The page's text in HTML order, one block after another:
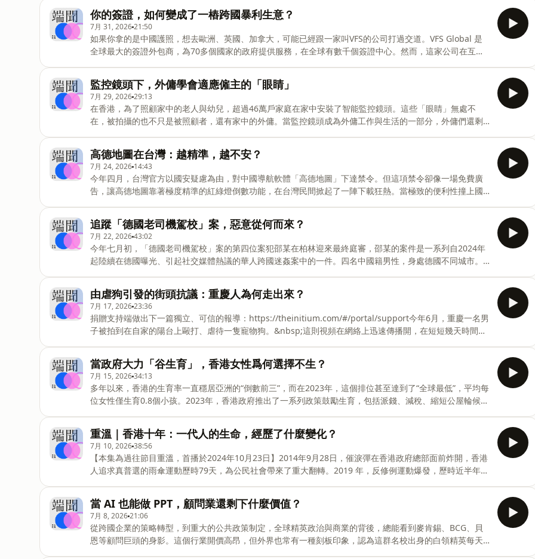
的“窮人逆襲”的故事，他的“成功學”網課招攬了大量來自拉美地區的男性學員。Llados告訴他們，只要自律鍛
煉，戒掉欲望，便能獲得上帝賞識，翻身成爲百萬富翁。在端“真男人經濟圈”系列的第一篇報導中，特約撰稿
人孫漫漫，用一百歐元的報名費，加入了這個致力於教“真男人”如何致富的綫上課程，看見經濟下行的時代
下，被困在系統中，渴望暴富，也渴望父愛的年輕拉美男性。【端傳媒11週年限定優惠】🧊升溫的時代，一
起讓思考保持清爽。暢讀年付方案，1週只要1美元，全年解鎖端傳媒全站深度內容：https://buff.ly/
你的簽證，如何變成了一樁跨國暴利生意？
7月 31, 202621:50
如果你拿的是中國護照，想去歐洲、英國、加拿大，可能已經跟一家叫VFS的公司打過交道。VFS Global 是
全球最大的簽證外包商，為70多個國家的政府提供服務，在全球有數千個簽證中心。然而，這家公司在互聯
項。調查新聞組織Lighthouse Reports發起跨國聯合調查，試圖解答VFS Global，如何利用全球流動的不平
等，從申請人身上榨利，最終養成一頭「大到管不了」的跨國巨獸。本期端聞，端傳媒記者龔玨為你解讀，
你的跨國簽證，如何在一家外包公司手裡，變成一門暴利生意？➤在重大新聞發生的關鍵時刻，端傳媒帶你聽
見現場的聲音，掌握事件脈動。現在就點擊連結訂閱會員，隨時獲取值得信賴的深度新聞：
https://buff.ly/Ri9bzFw➤本期製作團隊出品：端傳媒音頻監製：陳婉容主持：陳婉容編輯：
監控鏡頭下，外傭學會適應僱主的「眼睛」
7月 29, 202629:13
在香港，為了照顧家中的老人與幼兒，超過46萬戶家庭在家中安裝了智能監控鏡頭。這些「眼睛」無處不
在，被拍攝的也不只是被照顧者，還有家中的外傭。當監控鏡頭成為外傭工作與生活的一部分，外傭們還剩
生的關鍵時刻，端傳媒帶你聽見現場的聲音，掌握事件脈動。現在就點擊連結訂閱會員，隨時獲取值得信賴
的深度新聞：https://buff.ly/Ri9bzFw➤延伸閱讀https://theinitium.com/20260630-hongkong-domestic-
helpers-and-home-surveillance-cameras/➤本期製作團隊出品：端傳媒音頻監製：陳婉容主持：甯卉編
輯：陳莉雅製作人：Wing Kuang剪輯、聲音設計：王伯維主題音樂：Axel Kacoutié➤期待你跟我們分享想
高德地圖在台灣：越精準，越不安？
7月 24, 2026 14:43
今年四月，台灣官方以國安疑慮為由，對中國導航軟體「高德地圖」下達禁令。但這項禁令卻像一場免費廣
告，讓高德地圖靠著極度精準的紅綠燈倒數功能，在台灣民間掀起了一陣下載狂熱。當極致的便利性撞上國
同時，究竟讓渡了什麼？端傳媒專題記者吳思薇，為你解碼高德地圖在台爭議背後的數位博弈。➤捐贈支持端
做出下一篇獨立、可信的報導：https://theinitium.com/#/portal/support➤延伸閱讀高德地圖在台爭議：
科技越方便，是否也越危險？➤本期製作團隊出品：端傳媒音頻監製：陳婉容主持：甯卉編輯：陳婉容製作
人：Freya剪輯、聲音設計：王伯維主題音樂：Axel Kacoutié➤期待你跟我們分享想法，郵箱地址：
podcast@theinitium.com Hosted on Acast. See
追蹤「德國老司機駕校」案，惡意從何而來？
7月 22, 202643:02
今年七月初，「德國老司機駕校」案的第四位案犯邵某在柏林迎來最終庭審，邵某的案件是一系列自2024年
起陸續在德國曝光、引起社交媒體熱議的華人跨國迷姦案中的一件。四名中國籍男性，身處德國不同城市。
為是「高度犯罪性」、「蔑視女性」、「怪物般的」。這些男性是如何一步步走向犯罪？Telegram 群組在其
中扮演了什麼角色？當性暴力嵌入一個加密的網路社群，法律又能做到什麼？本期端聞，端傳媒特約撰稿人
孫謙，帶你解析這系列案件的原委，以及案件背後揭開的更大的網路犯罪圖景。如果你或你認識的人正遭受
或曾經遭遇任何形式的性別暴力，請尋求協助和支持，可參考：https://lila.help如果你人在德國，正在經歷
或曾經遭遇數字暴力，可聯繫：https://hateaid.org/➤在重大新聞發生的關鍵時刻，端
由虐狗引發的街頭抗議：重慶人為何走出來？
7月 17, 202623:36
捐贈支持端做出下一篇獨立、可信的報導：https://theinitium.com/#/portal/support今年6月，重慶一名男
子被拍到在自家的陽台上毆打、虐待一隻寵物狗。&nbsp;這則視頻在網絡上迅速傳播開，在短短幾天時間
這場聲援行動，一度演變成了警民衝突，一些志願者被警察掌摑以及粗暴抬走。然而在暴力清場之後，人群
依舊不願意散去。人們從小區內移動到小區外，人們牽著寵物狗前來聲援，本地火鍋店送來免費食物，全國
各地通過點外賣表達支持。重慶抗議虐狗的現場是什麼樣的？走上街頭的人們，他們有什麼訴求？他們為什
麼願意為一只小狗挺身而出？&nbsp;本期「端聞」， 端傳媒專題記者白駒，帶你走進重慶虐狗抗議的現場。
期待你跟我們分享想法，郵箱地址：podcast@theinitium.com【製作團隊】
當政府大力「谷生育」，香港女性爲何選擇不生？
7月 15, 202634:13
多年以來，香港的生育率一直穩居亞洲的“倒數前三”，而在2023年，這個排位甚至達到了“全球最低”，平均每
位女性僅生育0.8個小孩。2023年，香港政府推出了一系列政策鼓勵生育，包括派錢、減稅、縮短公屋輪候時
破紀錄的新低。讓香港女性選擇不生的，其實并非只有住屋和經濟，還有失去自由的代價，性別不平等的職
場環境和家庭照顧責任。甚至是，這個世界是否值得孩子到來。本期「端聞」，我們的特約撰稿人吳世寧，
帶我們聽見香港女性選擇「不生」的理由。➤捐贈支持端做出下一篇獨立、可信的報導：
https://theinitium.com/#/portal/support➤延伸閱讀https://theinitium.com/20260505-hongkong-
reasons-behind-low-fertility-r
重溫｜香港十年：一代人的生命，經歷了什麼變化？
7月 10, 202638:56
【本集為過往節目重溫，首播於2024年10月23日】2014年9月28日，催淚彈在香港政府總部面前炸開，香港
人追求真普選的雨傘運動歷時79天，為公民社會帶來了重大翻轉。2019 年，反修例運動爆發，歷時近半年，
&nbsp;&nbsp;2024年的10月23日，我們製作過一期節目，名為香港十年。在香港，有些人的生命，開啟了
一扇全新的門，有些人，則關上了那扇過去的門。今天，讓我們重溫六位香港人，講述他們的「十年」。➤在
重大新聞發生的關鍵時刻，端傳媒帶你聽見現場的聲音，掌握事件脈動。現在就點擊連結訂閱會員，隨時獲
取值得信賴的深度新聞：https://buff.ly/Ri9bzFw➤延伸閱讀【聲音頁面】快進與倒帶：香港人的十年記憶回
音➤本期製作團隊出品：端傳媒音頻監製：甯卉主持：甯卉編輯：HY製作人：陳莉雅剪輯
當 AI 也能做 PPT，顧問業還剩下什麼價值？
7月 8, 202621:06
從跨國企業的策略轉型，到重大的公共政策制定，全球精英政治與商業的背後，總能看到麥肯錫、BCG、貝
恩等顧問巨頭的身影。這個行業開價高昂，但外界也常有一種刻板印象，認為這群名校出身的白領精英每天